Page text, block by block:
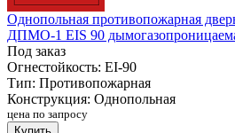
Однопольная противопожарная
ДПМО-1 EIS 90
Под заказ
Огнестойкость: EI-90
Тип: Противопожарная
Конструкция: Однопольная
цена по запросу